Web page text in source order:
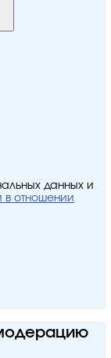
данных и
в отношении